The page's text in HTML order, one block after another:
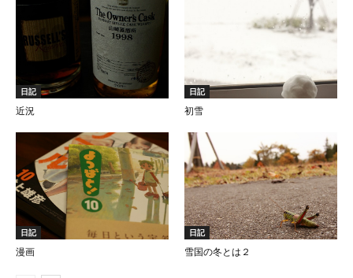
日記
近況
日記
初雪
日記
漫画
日記
雪国の冬とは２